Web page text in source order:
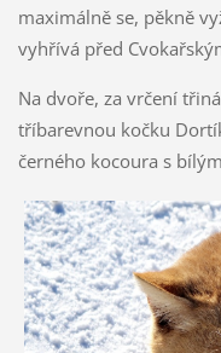
maximálně se, pěkně
vyhřívá před
Na dvoře, za vrčení
tříbarevnou kočku
černého kocoura s